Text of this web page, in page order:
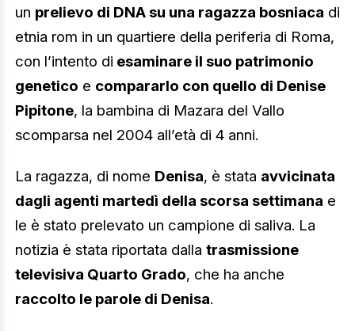
un prelievo di DNA su una ragazza bosniaca di
etnia rom in un quartiere della periferia di Roma,
con l’intento di esaminare il suo patrimonio
genetico e compararlo con quello di Denise
Pipitone, la bambina di Mazara del Vallo
scomparsa nel 2004 all’età di 4 anni.
La ragazza, di nome Denisa, è stata avvicinata
dagli agenti martedì della scorsa settimana e
le è stato prelevato un campione di saliva. La
notizia è stata riportata dalla trasmissione
televisiva Quarto Grado, che ha anche
raccolto le parole di Denisa.